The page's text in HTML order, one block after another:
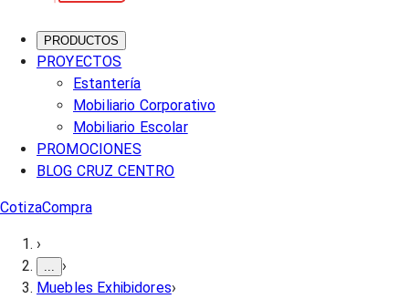
PRODUCTOS
PROYECTOS
Estantería
Mobiliario Corporativo
Mobiliario Escolar
PROMOCIONES
BLOG CRUZ CENTRO
CotizaCompra
›
›
Muebles Exhibidores›